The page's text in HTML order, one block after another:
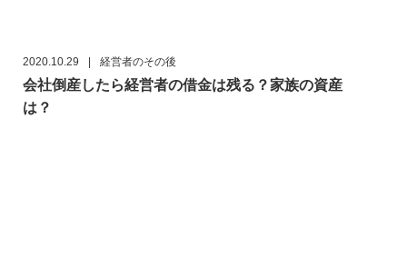
2020.10.29 経営者のその後
会社倒産したら経営者の借金は残る？家族の資産
は？